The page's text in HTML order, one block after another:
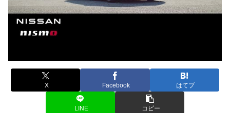
X Facebook はてブ
LINE コピー